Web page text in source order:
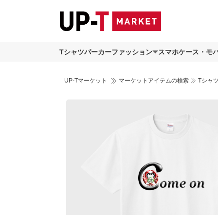
Tシャツパーカーファッション スマホケース・モ
UP-Tマーケット マーケットアイテムの検索 Tシャ